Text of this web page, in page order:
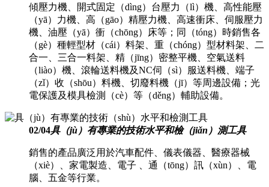
傾壓力機、開式固定（dìng）台壓力（lì）機、高性能壓
（yā）力機、高（gāo）精壓力機、高速衝床、伺服壓力
機、油壓（yā）衝（chōng）床等；同（tóng）時銷售各
（gè）種輕型材（cái）料架、重（chóng）型材料架、二
合一、三合一料架、精（jīng）密整平機、空氣送料
（liào）機、滾輪送料機及NC伺（sì）服送料機、端子
（zǐ）收（shōu）料機、切廢料機（jī）等周邊設備；光
電保護及模具檢測（cè）等（děng）輔助設備。
02/04具（jù）有專業的技術水平和檢（jiǎn）測工具
銷售的產品廣泛用於汽車配件、儀表儀器、醫療器械
（xiè）、家電製造、電子 、通（tōng）訊（xùn）、電
腦、五金等行業。